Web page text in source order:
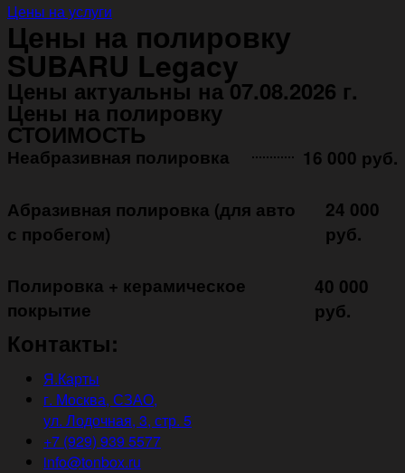
Цены на услуги
Цены на полировку
SUBARU Legacy
Цены актуальны на 07.08.2026 г.
Цены на полировку
СТОИМОСТЬ
Неабразивная полировка ㅤㅤㅤㅤ ㅤㅤㅤㅤ ㅤㅤㅤ 16 000 руб.
Абразивная полировка (для авто
с пробегом)
24 000
руб.
Полировка + керамическое
покрытие ㅤㅤㅤㅤㅤ
40 000
руб.
Контакты:
Я.Карты
г. Москва, СЗАО,
ул. Лодочная, 3, стр. 5
+7 (929) 939 5577
info@tonbox.ru